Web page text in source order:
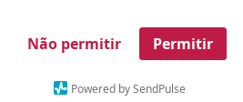
Não permitir Permitir
Powered by SendPulse
Whatsapp